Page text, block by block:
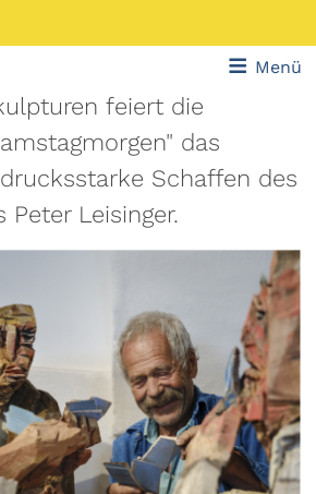
Menü
feiert die
das
Schaffen des
Peter Leisinger.